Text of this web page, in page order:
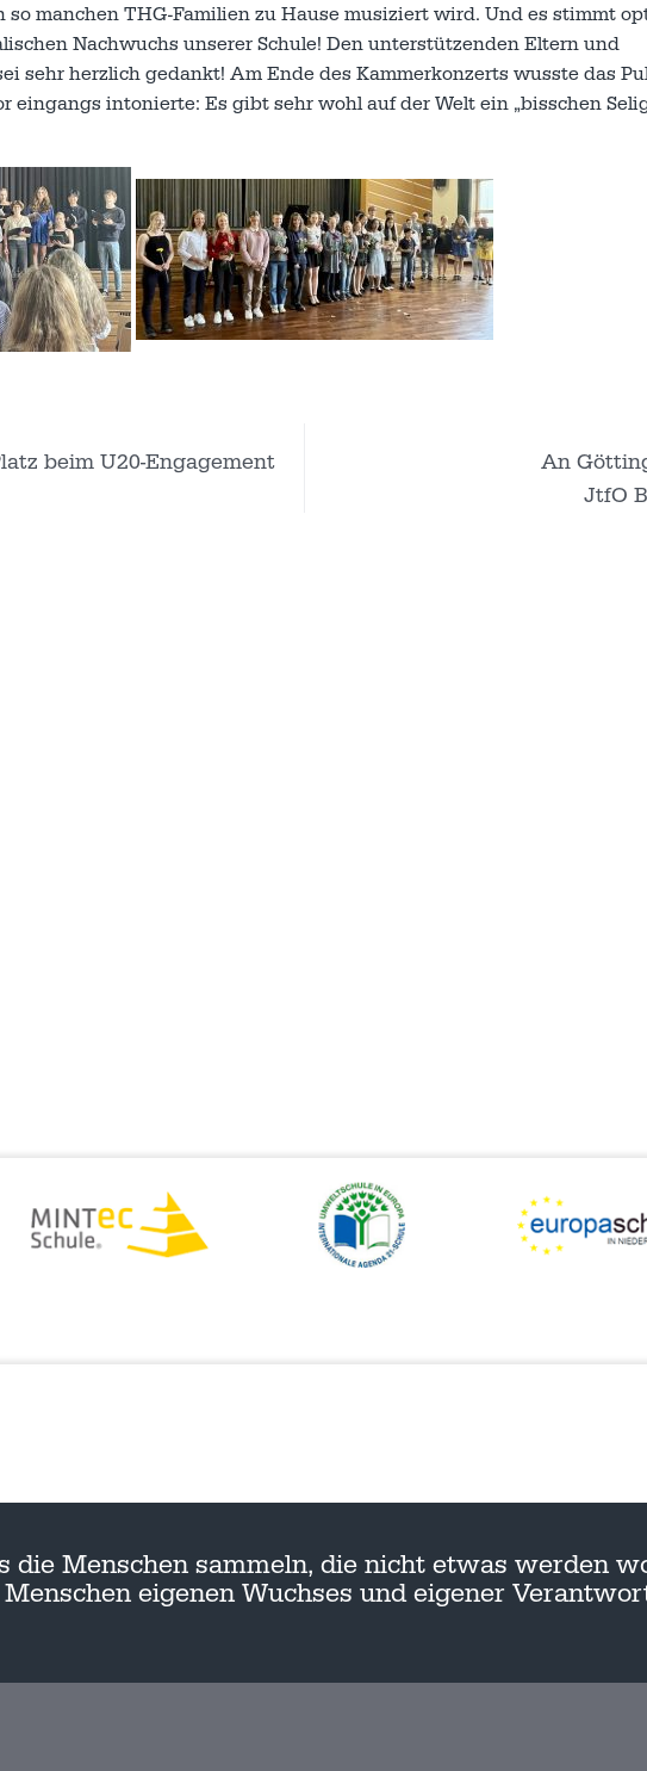
manchen THG-Familien zu Hause musiziert wird. Und es stimmt
Nachwuchs unserer Schule! Den unterstützenden Eltern und
sehr herzlich gedankt! Am Ende des Kammerkonzerts wusste das
eingangs intonierte: Es gibt sehr wohl auf der Welt ein „bisschen
beim U20-Engagement
An
JtfO
die Menschen sammeln, die nicht etwas werden
eigenen Wuchses und eigener